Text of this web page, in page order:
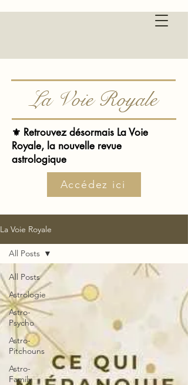
La Voie Royale
⚜️ Retrouvez désormais La Voie
Royale, la nouvelle revue
astrologique
Accédez ici
La Voie Royale
All Posts
Astrologie
Astro-
Psycho
Astro-
Pitchouns
Astro-
Family
All Posts